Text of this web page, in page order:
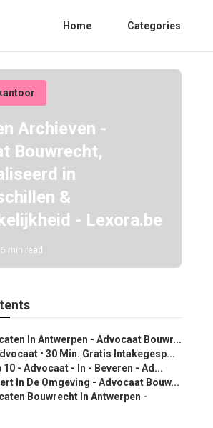
Home Categories
Archieven -
Bouwrecht,
in
&
- Lexora.be
5 min read
In Antwerpen - Advocaat Bouwr...
• 30 Min. Gratis Intakegesp...
10 - Advocaat - In - Beveren - Ad...
In De Omgeving - Advocaat Bouw...
Bouwrecht In Antwerpen -